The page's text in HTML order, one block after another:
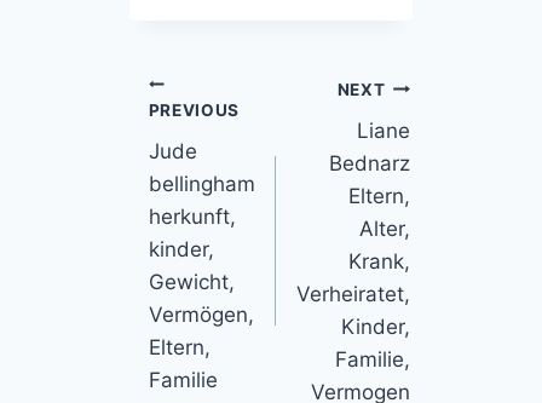
Post
navigation
PREVIOUS
Jude
bellingham
herkunft,
kinder,
Gewicht,
Vermögen,
Eltern,
Familie
NEXT
Liane
Bednarz
Eltern,
Alter,
Krank,
Verheiratet,
Kinder,
Familie,
Vermogen